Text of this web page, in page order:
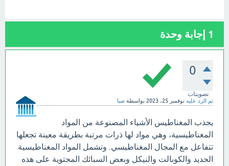
1 إجابة وحدة
0
تصويتات
تم الرد عليه نوفمبر 25، 2023 بواسطة صبا
يجذب المغناطيس الأشياء المصنوعة من المواد
المغناطيسية، وهي مواد لها ذرات مرتبة بطريقة معينة تجعلها
تتفاعل مع المجال المغناطيسي. وتشمل المواد المغناطيسية
الحديد والكوبالت والنيكل وبعض السبائك المحتوية على هذه